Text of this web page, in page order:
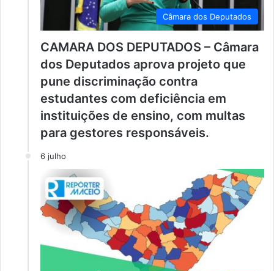
Câmara dos Deputados
CAMARA DOS DEPUTADOS – Câmara
dos Deputados aprova projeto que
pune discriminação contra
estudantes com deficiência em
instituições de ensino, com multas
para gestores responsáveis.
6 julho